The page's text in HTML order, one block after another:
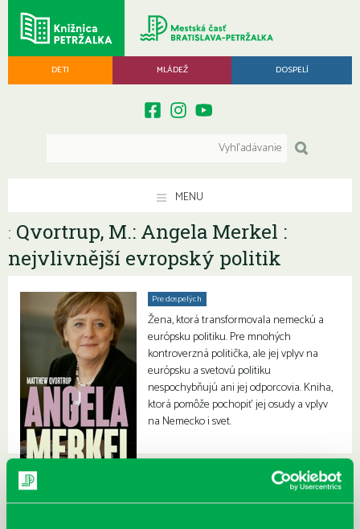
DETI MLÁDEŽ DOSPELÍ
MENU
: Qvortrup, M.: Angela Merkel :
nejvlivnější evropský politik
Pre dospelých
Žena, ktorá transformovala nemeckú a
európsku politiku. Pre mnohých
kontroverzná politička, ale jej vplyv na
európsku a svetovú politiku
nespochybňujú ani jej odporcovia. Kniha,
ktorá pomôže pochopiť jej osudy a vplyv
na Nemecko i svet.